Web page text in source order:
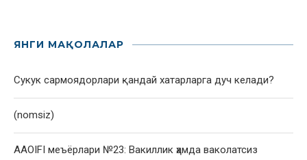
ЯНГИ МАҚОЛАЛАР
Сукук сармоядорлари қандай хатарларга дуч келади?
(nomsiz)
AAOIFI меъёрлари №23: Вакиллик ҳамда ваколатсиз